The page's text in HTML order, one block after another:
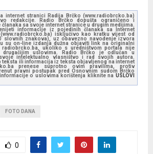
internet stranici Radija Brčko (www.radiobrcko.ba)
redakcije. Radio Brčko dopušta ograničeno i
sa svoje internet stranice u drugim medijima.
informacije iz pojedinih članaka sa Internet
isključivo kao kratku vijest od
slovnih znakova), uz obavezno navođenje izvora
su on-line izdanja dužna objaviti link na originalni
ukoliko s uredništvom portala nije
uslovima. Radio Brčko je odlučan u
intelektualno vlasništvo i rad svojih autora.
ili informacija iz teksta objavljenog na internet
prenese suprotno ovim pravilima, protiv
pravni postupak pred Osnovnim sudom Brčko
o uslovima korištenja kliknite na USLOVI
FOTO DANA
0